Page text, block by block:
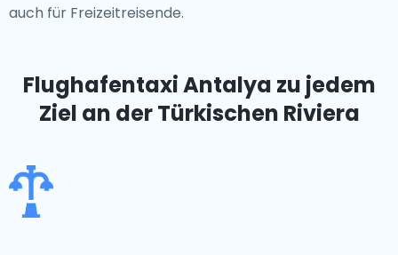
auch für Freizeitreisende.
Flughafentaxi Antalya zu jedem
Ziel an der Türkischen Riviera